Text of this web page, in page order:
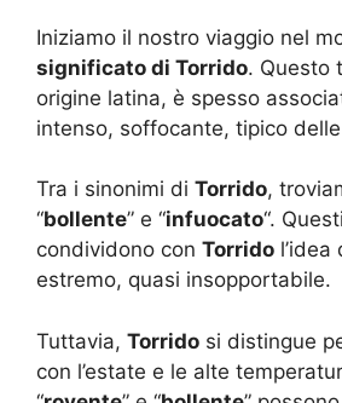
Iniziamo il nostro viaggio nel
significato di Torrido. Questo
origine latina, è spesso
intenso, soffocante, tipico
Tra i sinonimi di Torrido,
“bollente” e “infuocato“.
condividono con Torrido l’idea
estremo, quasi insopportabile.
Tuttavia, Torrido si distingue
con l’estate e le alte